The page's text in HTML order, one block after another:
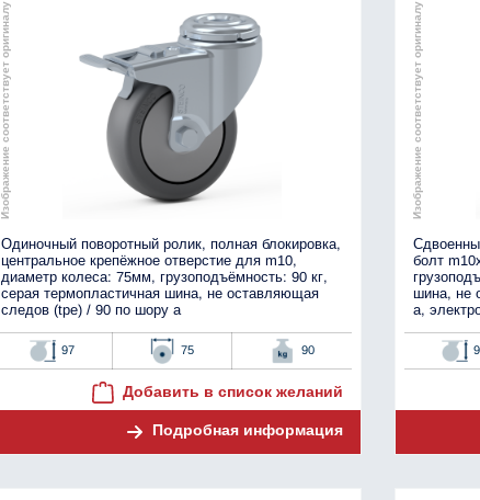
Изображение соответствует оригиналу
Одиночный поворотный ролик, полная блокировка,
центральное крепёжное отверстие для m10,
диаметр колеса: 75мм, грузоподъёмность: 90 кг,
серая термопластичная шина, не оставляющая
следов (tpe) / 90 по шору а
97 75 90
Добавить в список желаний
Подробная информация
Изображение соответствует оригиналу
болт
шина, не
а,